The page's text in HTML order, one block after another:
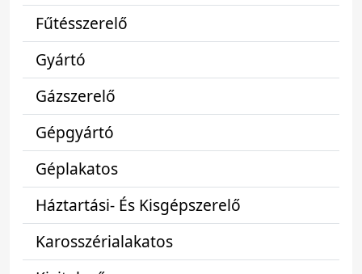
Fűtésszerelő
Gyártó
Gázszerelő
Gépgyártó
Géplakatos
Háztartási- És Kisgépszerelő
Karosszérialakatos